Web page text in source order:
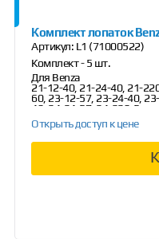
Комплект лопаток
Артикул: L1 (71000522)
Комплект - 5 шт.
Для Benza
21-12-40, 21-24-40, 21-
60, 23-12-57, 23-24-40,
40, 24-24-57, 24-220-5...
Открыть доступ к цене